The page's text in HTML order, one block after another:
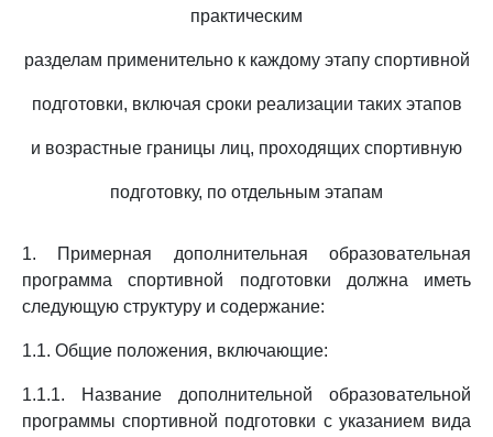
практическим
разделам применительно к каждому этапу спортивной
подготовки, включая сроки реализации таких этапов
и возрастные границы лиц, проходящих спортивную
подготовку, по отдельным этапам
1. Примерная дополнительная образовательная
программа спортивной подготовки должна иметь
следующую структуру и содержание:
1.1. Общие положения, включающие:
1.1.1. Название дополнительной образовательной
программы спортивной подготовки с указанием вида